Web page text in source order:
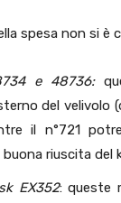
spesa non si è
e 48736:
del velivolo
il n°721
riuscita del
EX352: queste